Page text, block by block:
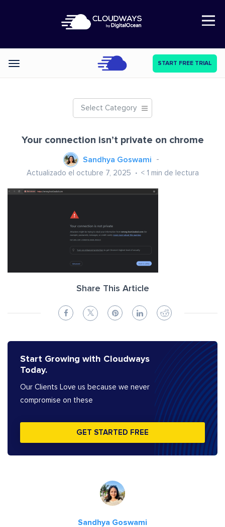
Open Nav
Categories START FREE TRIAL
Select Category
Your connection isn’t private on chrome
Sandhya Goswami
Actualizado el octubre 7, 2025 < 1 min de lectura
Share This Article
Start Growing with Cloudways
Today.
Our Clients Love us because we never
compromise on these
GET STARTED FREE
Sandhya Goswami